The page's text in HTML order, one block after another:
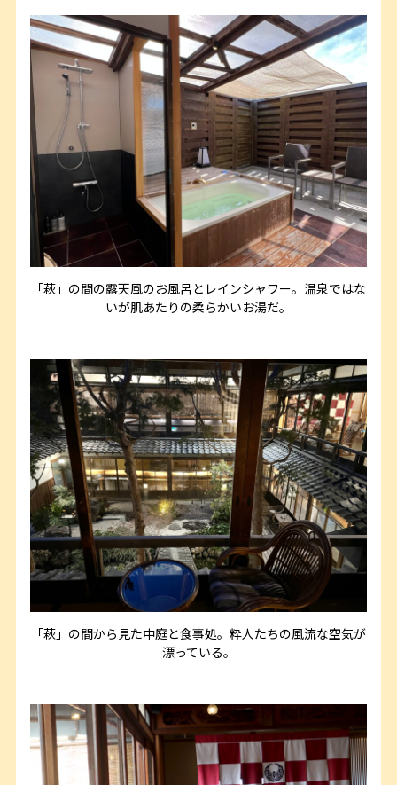
「萩」の間の露天風のお風呂とレインシャワー。温泉ではな
いが肌あたりの柔らかいお湯だ。
「萩」の間から見た中庭と食事処。粋人たちの風流な空気が
漂っている。